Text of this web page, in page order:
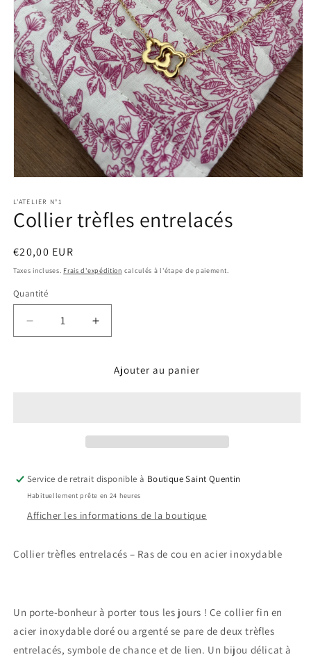
média
1
dans
modale
L'ATELIER N°1
Collier trèfles entrelacés
Prix
habituel
€20,00 EUR
Taxes incluses. Frais d'expédition calculés à l'étape de paiement.
Quantité
Réduire
la
Augmenter
la
Ajouter au panier
Service de retrait disponible à Boutique Saint Quentin
Habituellement prête en 24 heures
Afficher les informations de la boutique
Collier trèfles entrelacés – Ras de cou en acier inoxydable
Un porte-bonheur à porter tous les jours ! Ce collier fin en
acier inoxydable doré ou argenté se pare de deux trèfles
entrelacés, symbole de chance et de lien. Un bijou délicat à